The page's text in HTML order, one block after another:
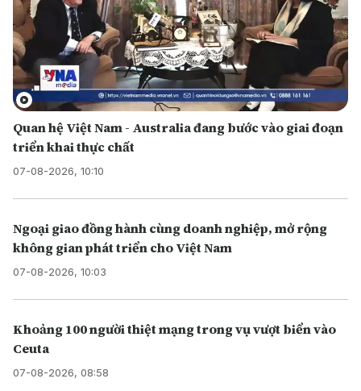
Quan hệ Việt Nam - Australia đang bước vào giai đoạn
triển khai thực chất
07-08-2026, 10:10
Ngoại giao đồng hành cùng doanh nghiệp, mở rộng
không gian phát triển cho Việt Nam
07-08-2026, 10:03
Khoảng 100 người thiệt mạng trong vụ vượt biển vào
Ceuta
07-08-2026, 08:58